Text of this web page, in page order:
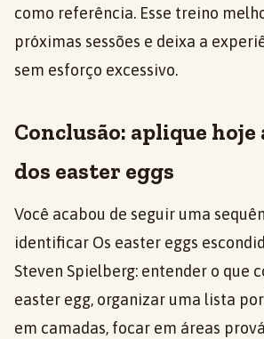
como referência. Esse treino
próximas sessões e deixa a
sem esforço excessivo.
Conclusão: aplique hoje
dos easter eggs
Você acabou de seguir uma
identificar Os easter eggs
Steven Spielberg: entender o que
easter egg, organizar uma lista
em camadas, focar em áreas